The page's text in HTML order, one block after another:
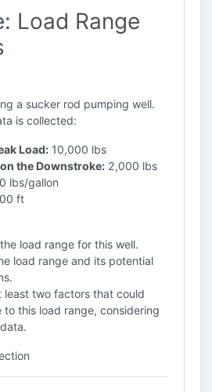
Load Range
a sucker rod pumping well.
is collected:
Load: 10,000 lbs
the Downstroke: 2,000 lbs
lbs/gallon
ft
load range for this well.
load range and its potential
least two factors that could
to this load range, considering